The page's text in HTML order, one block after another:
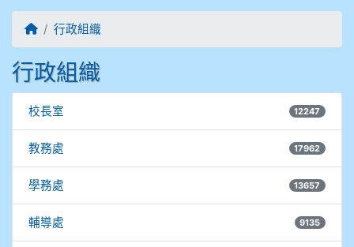
905鄭瑀安
906江彥臻
907張晏寧
908彭主豪
909林柏翰
909林玉楓
回首頁行政組織
行政組織
校長室 12247
教務處 17962
學務處 13657
輔導處 9135